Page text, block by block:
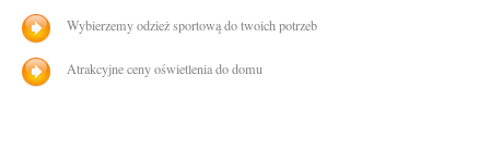
Wybierzemy odzież sportową do twoich potrzeb
Atrakcyjne ceny oświetlenia do domu